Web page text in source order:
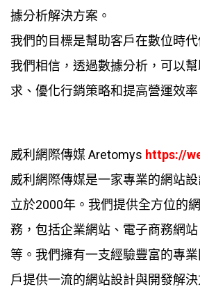
據分析解決方案。
我們的目標是幫助客戶在數位時
我們相信，透過數據分析，可以
求、優化行銷策略和提高營運效率
威利網際傳媒 Aretomys https://
威利網際傳媒是一家專業的網站
立於2000年。我們提供全方位的
務，包括企業網站、電子商務網
等。我們擁有一支經驗豐富的專
戶提供一流的網站設計與開發解決